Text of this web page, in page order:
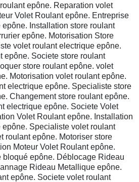
epône. Reparation volet
Volet Roulant epône. Entreprise
Installation store roulant
epône. Motorisation Store
volet roulant electrique epône.
epône. Societe store roulant
store roulant epône. volet
Motorisation volet roulant epône.
electrique epône. Specialiste store
Changement store roulant epône.
electrique epône. Societe Volet
Volet Roulant epône. Installation
Specialiste volet roulant
roulant epône. Motoriser store
Moteur Volet Roulant epône.
bloqué epône. Déblocage Rideau
Rideau Metallique epône.
epône. Societe volet roulant